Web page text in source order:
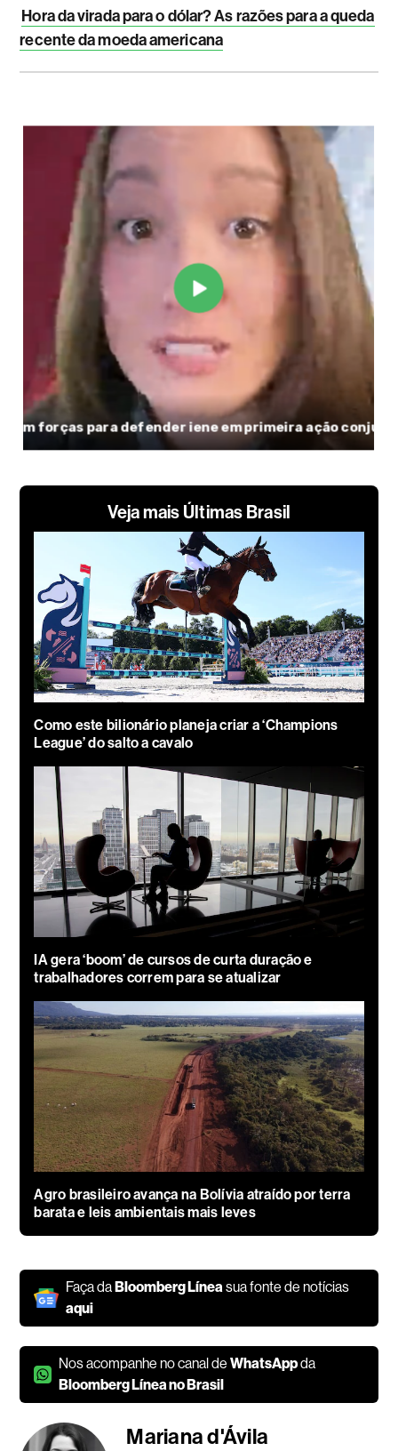
Hora da virada para o dólar? As razões para a queda
recente da moeda americana
Veja mais Últimas Brasil
Como este bilionário planeja criar a ‘Champions
League’ do salto a cavalo
IA gera ‘boom’ de cursos de curta duração e
trabalhadores correm para se atualizar
Agro brasileiro avança na Bolívia atraído por terra
barata e leis ambientais mais leves
Faça daBloomberg Líneasua fonte de notícias
aqui
Nos acompanhe no canal deWhatsAppda
Bloomberg Línea no Brasil
Mariana d'Ávila